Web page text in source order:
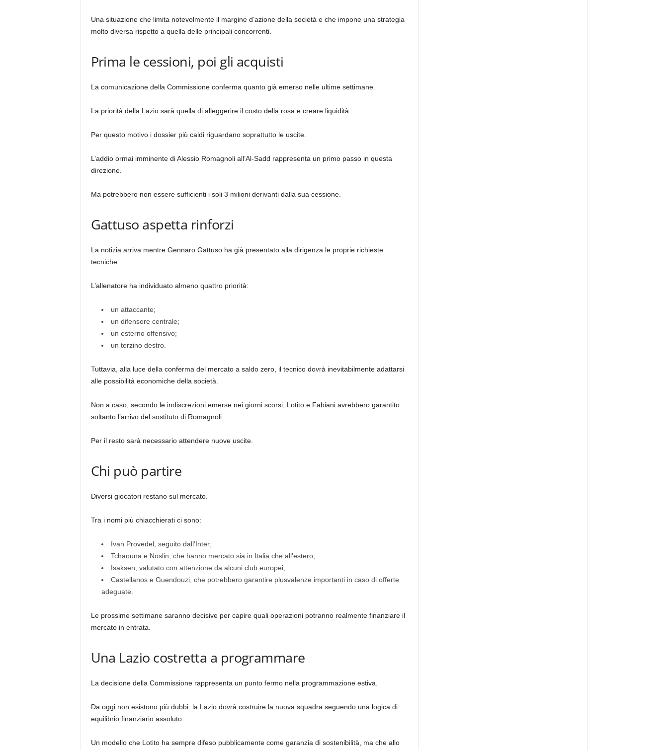
Una situazione che limita notevolmente il margine d’azione della società e che impone una strategia
molto diversa rispetto a quella delle principali concorrenti.
Prima le cessioni, poi gli acquisti
La comunicazione della Commissione conferma quanto già emerso nelle ultime settimane.
La priorità della Lazio sarà quella di alleggerire il costo della rosa e creare liquidità.
Per questo motivo i dossier più caldi riguardano soprattutto le uscite.
L’addio ormai imminente di Alessio Romagnoli all’Al-Sadd rappresenta un primo passo in questa
direzione.
Ma potrebbero non essere sufficienti i soli 3 milioni derivanti dalla sua cessione.
Gattuso aspetta rinforzi
La notizia arriva mentre Gennaro Gattuso ha già presentato alla dirigenza le proprie richieste
tecniche.
L’allenatore ha individuato almeno quattro priorità:
un attaccante;
un difensore centrale;
un esterno offensivo;
un terzino destro.
Tuttavia, alla luce della conferma del mercato a saldo zero, il tecnico dovrà inevitabilmente adattarsi
alle possibilità economiche della società.
Non a caso, secondo le indiscrezioni emerse nei giorni scorsi, Lotito e Fabiani avrebbero garantito
soltanto l’arrivo del sostituto di Romagnoli.
Per il resto sarà necessario attendere nuove uscite.
Chi può partire
Diversi giocatori restano sul mercato.
Tra i nomi più chiacchierati ci sono:
Ivan Provedel, seguito dall’Inter;
Tchaouna e Noslin, che hanno mercato sia in Italia che all’estero;
Isaksen, valutato con attenzione da alcuni club europei;
Castellanos e Guendouzi, che potrebbero garantire plusvalenze importanti in caso di offerte
adeguate.
Le prossime settimane saranno decisive per capire quali operazioni potranno realmente finanziare il
mercato in entrata.
Una Lazio costretta a programmare
La decisione della Commissione rappresenta un punto fermo nella programmazione estiva.
Da oggi non esistono più dubbi: la Lazio dovrà costruire la nuova squadra seguendo una logica di
equilibrio finanziario assoluto.
Un modello che Lotito ha sempre difeso pubblicamente come garanzia di sostenibilità, ma che allo